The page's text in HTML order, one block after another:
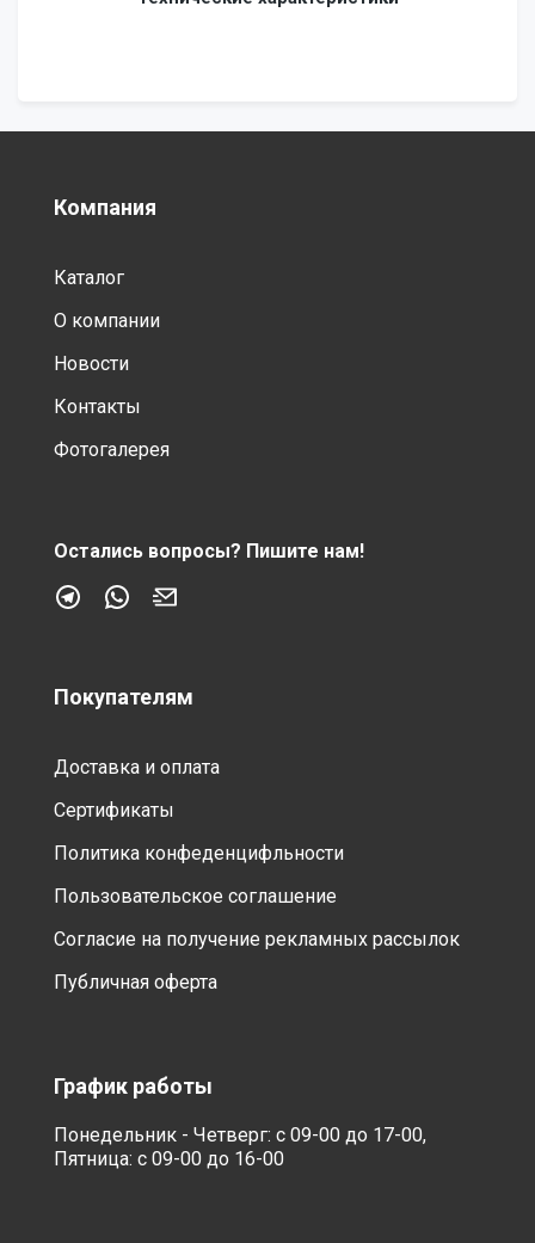
Компания
Каталог
О компании
Новости
Контакты
Фотогалерея
Остались вопросы? Пишите нам!
Покупателям
Доставка и оплата
Сертификаты
Политика конфеденцифльности
Пользовательское соглашение
Согласие на получение рекламных рассылок
Публичная оферта
График работы
Понедельник - Четверг: с 09-00 до 17-00,
Пятница: с 09-00 до 16-00